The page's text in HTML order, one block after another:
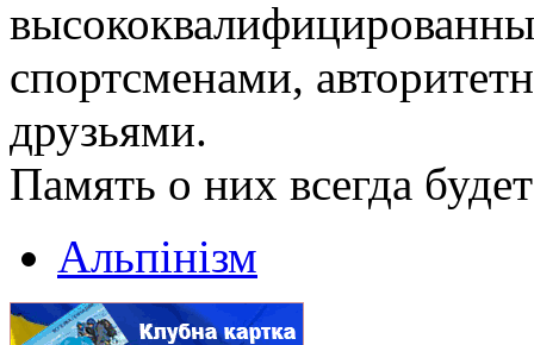
спортсменами,
друзьями.
Память о них всегда
Альпінізм